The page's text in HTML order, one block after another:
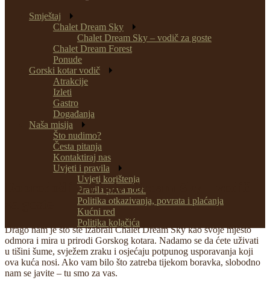
Smještaj
Chalet Dream Sky
Chalet Dream Sky – vodič za goste
Chalet Dream Forest
Ponude
Gorski kotar vodič
Atrakcije
Izleti
Gastro
Događanja
Naša misija
Što nudimo?
Česta pitanja
Kontaktiraj nas
Uvjeti i pravila
Uvjeti korištenja
Pravila privatnosti
Politika otkazivanja, povrata i plaćanja
Kućni red
Politika kolačića
Dobrodošli u Chalet Dream Sky – vodič
Drago nam je što ste izabrali Chalet Dream Sky kao svoje mjesto
odmora i mira u prirodi Gorskog kotara. Nadamo se da ćete uživati
u tišini šume, svježem zraku i osjećaju potpunog usporavanja koji
ova kuća nosi. Ako vam bilo što zatreba tijekom boravka, slobodno
nam se javite – tu smo za vas.